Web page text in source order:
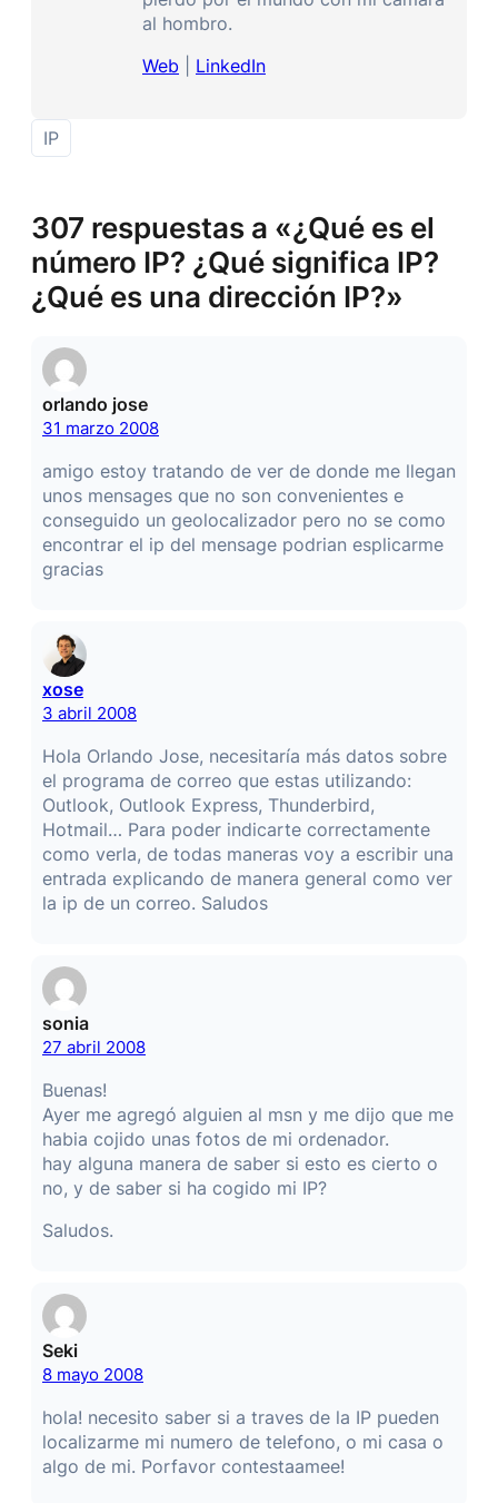
al hombro.
Web
LinkedIn
IP
307 respuestas a «¿Qué es el
número IP? ¿Qué significa IP?
¿Qué es una dirección IP?»
orlando jose
31 marzo 2008
amigo estoy tratando de ver de donde me llegan
unos mensages que no son convenientes e
conseguido un geolocalizador pero no se como
encontrar el ip del mensage podrian esplicarme
gracias
xose
3 abril 2008
Hola Orlando Jose, necesitaría más datos sobre
el programa de correo que estas utilizando:
Outlook, Outlook Express, Thunderbird,
Hotmail… Para poder indicarte correctamente
como verla, de todas maneras voy a escribir una
entrada explicando de manera general como ver
la ip de un correo. Saludos
sonia
27 abril 2008
Buenas!
Ayer me agregó alguien al msn y me dijo que me
habia cojido unas fotos de mi ordenador.
hay alguna manera de saber si esto es cierto o
no, y de saber si ha cogido mi IP?
Saludos.
Seki
8 mayo 2008
hola! necesito saber si a traves de la IP pueden
localizarme mi numero de telefono, o mi casa o
algo de mi. Porfavor contestaamee!